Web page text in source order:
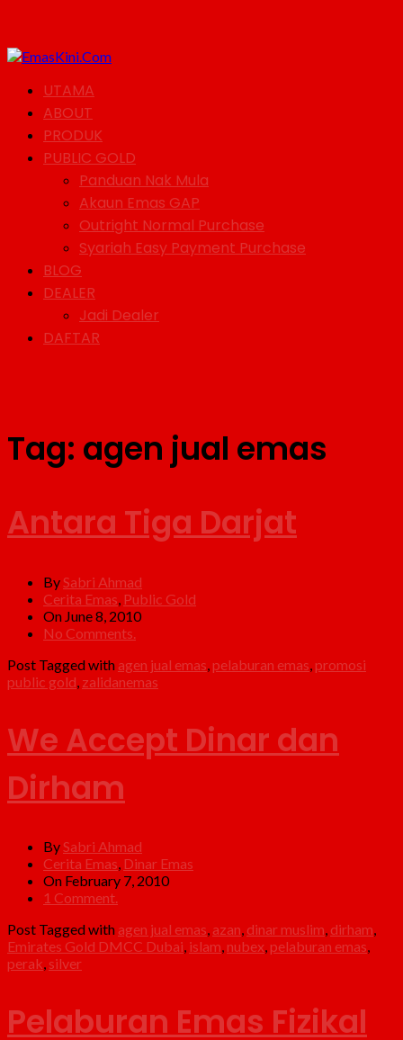
UTAMA
ABOUT
PRODUK
PUBLIC GOLD
Panduan Nak Mula
Akaun Emas GAP
Outright Normal Purchase
Syariah Easy Payment Purchase
BLOG
DEALER
Jadi Dealer
DAFTAR
Tag: agen jual emas
Antara Tiga Darjat
By Sabri Ahmad
Cerita Emas Public Gold
On June 8, 2010
No Comments.
Post Tagged with agen jual emas pelaburan emas promosi
public gold zalidanemas
We Accept Dinar dan
Dirham
By Sabri Ahmad
Cerita Emas Dinar Emas
On February 7, 2010
1 Comment.
Post Tagged with agen jual emas azan dinar muslim dirham
Emirates Gold DMCC Dubai islam nubex pelaburan emas
perak silver
Pelaburan Emas Fizikal